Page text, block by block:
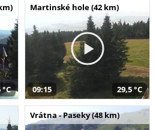
Martinské hole (42 km)
09:15 29,5 °C
Vrátna - Paseky (48 km)